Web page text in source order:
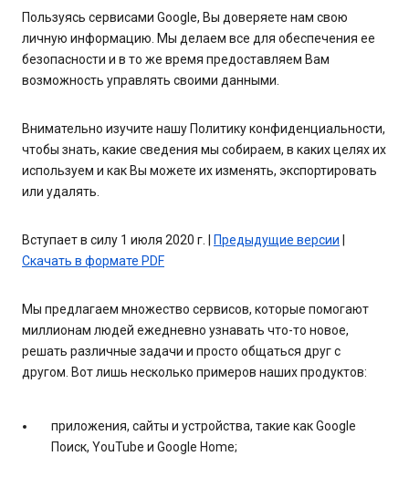
Пользуясь сервисами Google, Вы доверяете нам свою
личную информацию. Мы делаем все для обеспечения ее
безопасности и в то же время предоставляем Вам
возможность управлять своими данными.
Внимательно изучите нашу Политику конфиденциальности,
чтобы знать, какие сведения мы собираем, в каких целях их
используем и как Вы можете их изменять, экспортировать
или удалять.
Вступает в силу 1 июля 2020 г. | Предыдущие версии
Скачать в формате PDF
Мы предлагаем множество сервисов, которые помогают
миллионам людей ежедневно узнавать что-то новое,
решать различные задачи и просто общаться друг с
другом. Вот лишь несколько примеров наших продуктов:
приложения, сайты и устройства, такие как Google
Поиск, YouTube и Google Home;